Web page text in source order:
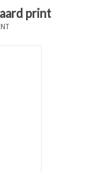
print